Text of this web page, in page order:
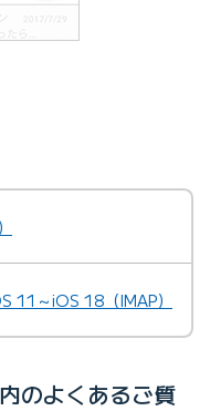
11～iOS 18（IMAP）
のよくあるご質